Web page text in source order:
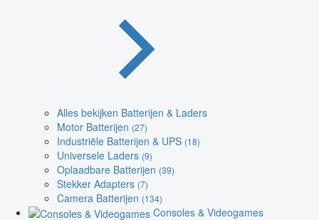
Alles bekijken Batterijen & Laders
Motor Batterijen (27)
Industriële Batterijen & UPS (18)
Universele Laders (9)
Oplaadbare Batterijen (39)
Stekker Adapters (7)
Camera Batterijen (134)
Consoles & Videogames